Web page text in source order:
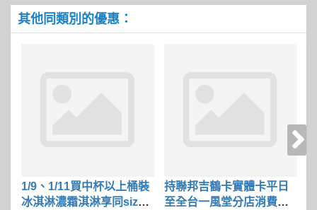
其他同類別的優惠：
1/9、1/11買中杯以上桶裝
冰淇淋濃霜淇淋享同size
持聯邦吉鶴卡實體卡平日
至全台一風堂分店消費滿